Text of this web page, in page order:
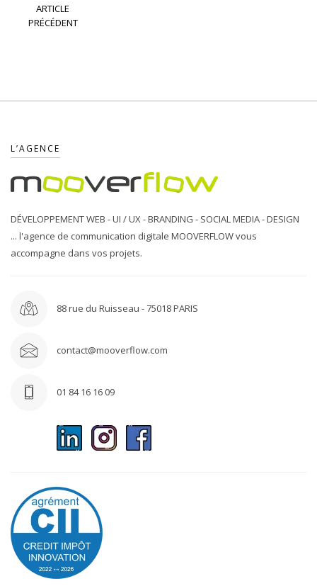
ARTICLE
PRÉCÉDENT
L’AGENCE
DÉVELOPPEMENT WEB - UI / UX - BRANDING - SOCIAL MEDIA - DESIGN
... l'agence de communication digitale MOOVERFLOW vous
accompagne dans vos projets.
88 rue du Ruisseau - 75018 PARIS
contact@mooverflow.com
01 84 16 16 09